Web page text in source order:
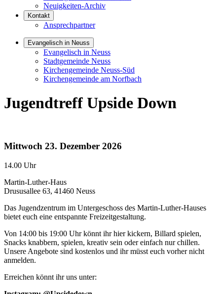
Neuigkeiten-Archiv
Kontakt
Ansprechpartner
Evangelisch in Neuss
Evangelisch in Neuss
Stadtgemeinde Neuss
Kirchengemeinde Neuss-Süd
Kirchengemeinde am Norfbach
Jugendtreff Upside Down
Mittwoch 23. Dezember 2026
14.00 Uhr
Martin-Luther-Haus
Drususallee 63, 41460 Neuss
Das Jugendzentrum im Untergeschoss des Martin-Luther-Hauses
bietet euch eine entspannte Freizeitgestaltung.
Von 14:00 bis 19:00 Uhr könnt ihr hier kickern, Billard spielen,
Snacks knabbern, spielen, kreativ sein oder einfach nur chillen.
Unsere Angebote sind kostenlos und ihr müsst euch vorher nicht
anmelden.
Erreichen könnt ihr uns unter: